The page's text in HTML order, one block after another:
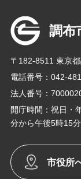
調布
〒182-8511 東京
電話番号：042-
法人番号：
開庁時間：祝日・
分から午後5時15
市役所